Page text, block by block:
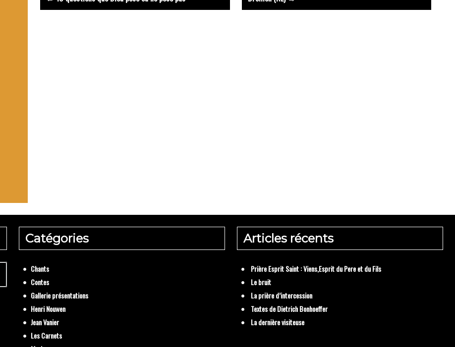
Textes de Dietrich Bonhoeffer
navigation
Catégories
Chants
Contes
Gallerie présentations
Henri Nouwen
Jean Vanier
Les Carnets
Articles récents
Prière Esprit Saint : Viens,Esprit du Pere et du Fils
Le bruit
La prière d’intercession
Textes de Dietrich Bonhoeffer
La dernière visiteuse